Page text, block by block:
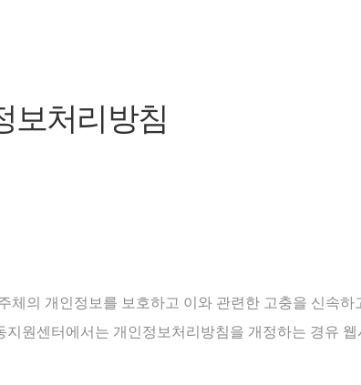
보처리방침
의 개인정보를 보호하고 이와 관련한 고충을 신속
원센터에서는 개인정보처리방침을 개정하는 경유